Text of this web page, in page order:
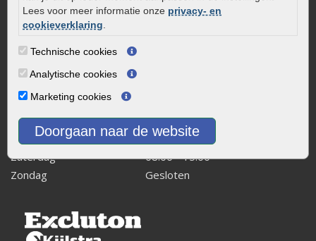
Lees voor meer informatie onze privacy- en
cookieverklaring
Technische cookies
Analytische cookies
Marketing cookies
Doorgaan naar de website
Routebeschrijving
Openingstijden
Maandag
Dinsdag
Woensdag
Donderdag
08:00 - 17:00
Vrijdag
08:00 - 17:00
Zaterdag
08:00 - 15.00
Zondag
Gesloten